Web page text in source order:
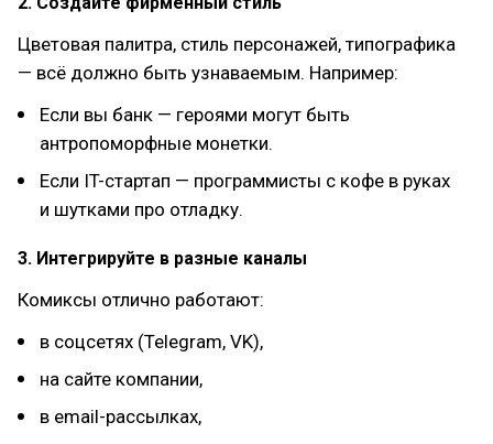
Цветовая палитра, стиль персонажей, типографика
— всё должно быть узнаваемым. Например:
Если вы банк — героями могут быть
антропоморфные монетки.
Если IT-стартап — программисты с кофе в руках
и шутками про отладку.
3. Интегрируйте в разные каналы
Комиксы отлично работают:
в соцсетях (Telegram, VK),
на сайте компании,
в email-рассылках,